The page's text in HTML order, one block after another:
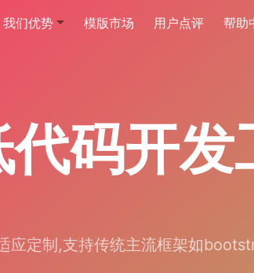
我们优势 模版市场 用户点评 帮助
码开发
应定制,支持传统主流框架如